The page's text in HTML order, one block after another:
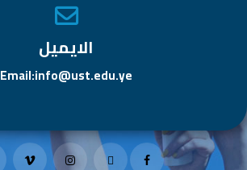
الايميل
Email:info@ust.edu.ye